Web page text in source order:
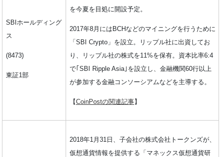
SBIホールディング
ス
(8473)
東証1部
を今夏を目処に開設予定。
2017年8月にはBCHなどのマイニングを行うために
「SBI Crypto」を設立。リップル社に出資してお
り、リップル社の株式を11%を保有。資本比率6:4
で｢SBI Ripple Asia｣を設立し、金融機関60行以上
が参加する金融コンソーシアムなどを主導する。
【CoinPostの関連記事】
2018年1月31日、子会社の株式会社トークンズが、
仮想通貨情報を提供する「マネックス仮想通貨研